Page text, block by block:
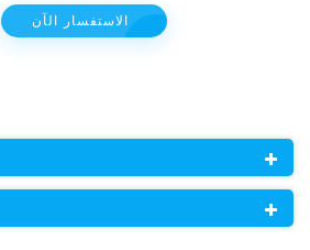
الاستفسار الآن